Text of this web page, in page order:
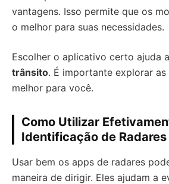
vantagens. Isso permite que os
o melhor para suas necessidades.
Escolher o aplicativo certo ajuda a
trânsito. É importante explorar
melhor para você.
Como Utilizar
Identificação de Radares
Usar bem os apps de radares
maneira de dirigir. Eles ajudam a